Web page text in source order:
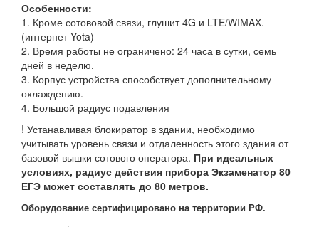
Особенности:
1. Кроме сотововой связи, глушит 4G и LTE/WIMAX.
(интернет Yota)
2. Время работы не ограничено: 24 часа в сутки, семь
дней в неделю.
3. Корпус устройства способствует дополнительному
охлаждению.
4. Большой радиус подавления
! Устанавливая блокиратор в здании, необходимо
учитывать уровень связи и отдаленность этого здания от
базовой вышки сотового оператора. При идеальных
условиях, радиус действия прибора Экзаменатор 80
ЕГЭ может составлять до 80 метров.
Оборудование сертифицировано на территории РФ.